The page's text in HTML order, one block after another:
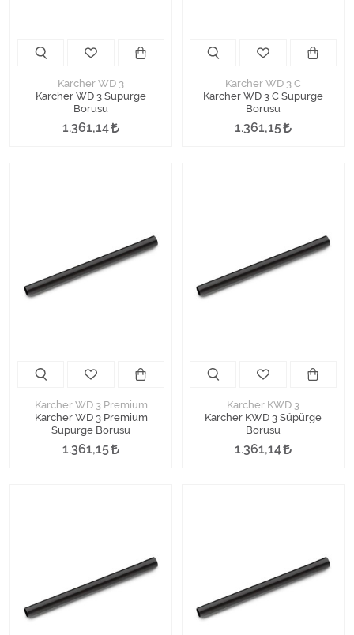
Karcher WD 3
Karcher WD 3 Süpürge
Borusu
1.361,14
Karcher WD 3 C
Karcher WD 3 C Süpürge
Borusu
1.361,15
Karcher WD 3 Premium
Karcher WD 3 Premium
Süpürge Borusu
1.361,15
Karcher KWD 3
Karcher KWD 3 Süpürge
Borusu
1.361,14